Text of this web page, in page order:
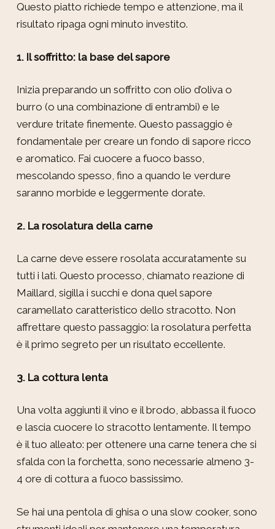
Questo piatto richiede tempo e attenzione, ma il
risultato ripaga ogni minuto investito.
1. Il soffritto: la base del sapore
Inizia preparando un soffritto con olio d’oliva o
burro (o una combinazione di entrambi) e le
verdure tritate finemente. Questo passaggio è
fondamentale per creare un fondo di sapore ricco
e aromatico. Fai cuocere a fuoco basso,
mescolando spesso, fino a quando le verdure
saranno morbide e leggermente dorate.
2. La rosolatura della carne
La carne deve essere rosolata accuratamente su
tutti i lati. Questo processo, chiamato reazione di
Maillard, sigilla i succhi e dona quel sapore
caramellato caratteristico dello stracotto. Non
affrettare questo passaggio: la rosolatura perfetta
è il primo segreto per un risultato eccellente.
3. La cottura lenta
Una volta aggiunti il vino e il brodo, abbassa il fuoco
e lascia cuocere lo stracotto lentamente. Il tempo
è il tuo alleato: per ottenere una carne tenera che si
sfalda con la forchetta, sono necessarie almeno 3-
4 ore di cottura a fuoco bassissimo.
Se hai una pentola di ghisa o una slow cooker, sono